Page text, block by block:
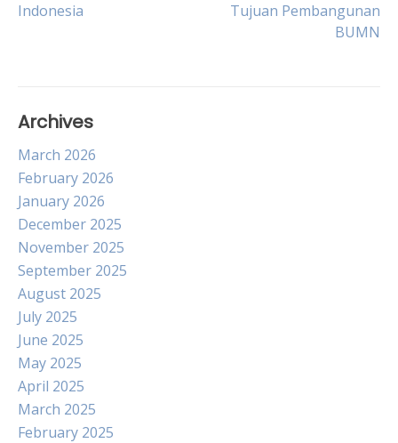
navigation
Indonesia
Tujuan Pembangunan
BUMN
Archives
March 2026
February 2026
January 2026
December 2025
November 2025
September 2025
August 2025
July 2025
June 2025
May 2025
April 2025
March 2025
February 2025